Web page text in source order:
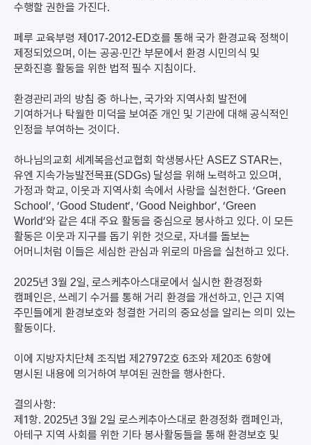
수행할 권한을 가진다.
페루 교육부령 제017-2012-ED호를 통해 국가 환경교육 정책이
제정되었으며, 이는 공공·민간 부문에서 환경 시민의식 및
문화진흥 활동을 위한 법적 필수 지침이다.
환경관리과의 방침 중 하나는, 국가와 지역사회 발전에
기여하거나 탁월한 미덕을 보여준 개인 및 기관에 대해 공식적인
인정을 부여하는 것이다.
하나님의교회 세계복음선교협회 학생봉사단 ASEZ STAR는,
유엔 지속가능발전목표(SDGs) 달성을 위해 노력하고 있으며,
가정과 학교, 이웃과 지역사회 속에서 사랑을 실천한다. ‘Green
School’, ‘Good Student’, ‘Good Neighbor’, ‘Green
World’와 같은 4대 주요 활동을 중심으로 봉사하고 있다. 이 모든
활동은 이웃과 지구를 돕기 위한 것으로, 자녀를 돌보는
어머니처럼 이들은 세심한 관심과 위로의 마음을 실천하고 있다.
2025년 3월 2일, 로스케추아스대로에서 실시한 환경정화
캠페인은, 쓰레기 수거를 통해 거리 환경을 개선하고, 인근 지역
주민들에게 환경보호와 청결한 거리의 중요성을 알리는 의미 있는
활동이다.
이에 지방자치단체 조직법 제27972호 6조와 제20조 6항에
명시된 내용에 의거하여 부여된 권한을 행사한다.
결의사항:
제1항. 2025년 3월 2일 로스케추아스대로 환경정화 캠페인과,
아테구 지역 사회를 위한 기타 봉사활동들을 통해 환경보호 및